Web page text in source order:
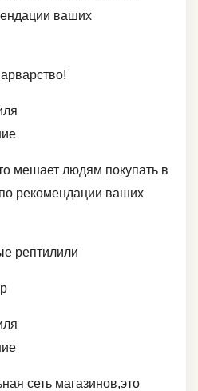
ваших
мешает людям покупать в
рекомендации ваших
рептилили
сеть магазинов,это